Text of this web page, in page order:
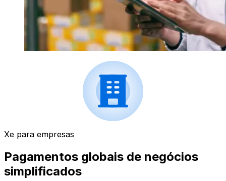
Xe para empresas
Pagamentos globais de negócios
simplificados